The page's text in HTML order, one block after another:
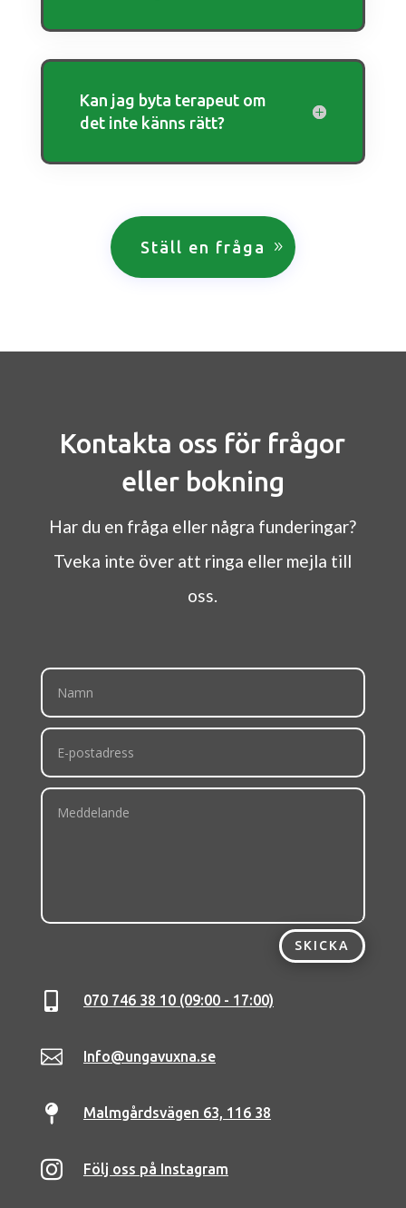
Kan jag byta terapeut om
det inte känns rätt?
Ställ en fråga
Kontakta oss för frågor
eller bokning
Har du en fråga eller några funderingar?
Tveka inte över att ringa eller mejla till
oss.
SKICKA
 070 746 38 10 (09:00 - 17:00)
 Info@ungavuxna.se
 Malmgårdsvägen 63, 116 38
 Följ oss på Instagram